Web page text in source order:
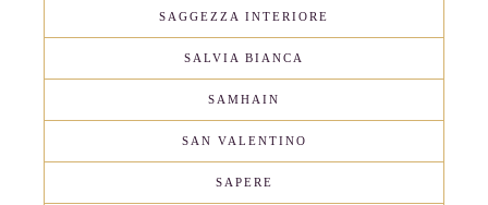
SAGGEZZA INTERIORE
SALVIA BIANCA
SAMHAIN
SAN VALENTINO
SAPERE